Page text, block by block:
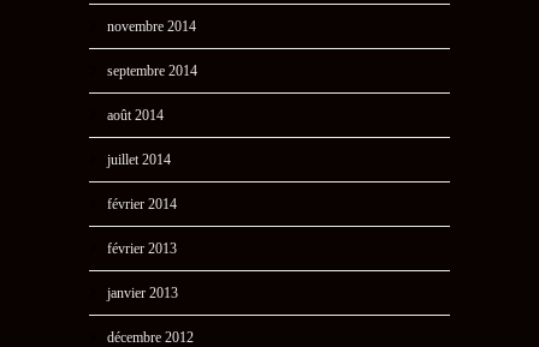
novembre 2014
septembre 2014
août 2014
juillet 2014
février 2014
février 2013
janvier 2013
décembre 2012